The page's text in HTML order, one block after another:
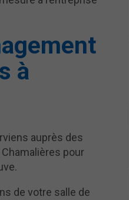
à
auprès des
pour
de votre salle de